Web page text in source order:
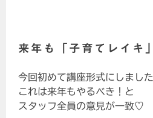
来年も「子育てレイキ
今回初めて講座形式にしました
これは来年もやるべき！と
スタッフ全員の意見が一致♡